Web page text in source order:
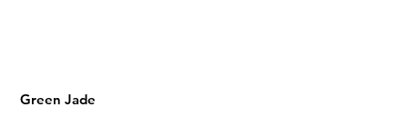
Green Jade